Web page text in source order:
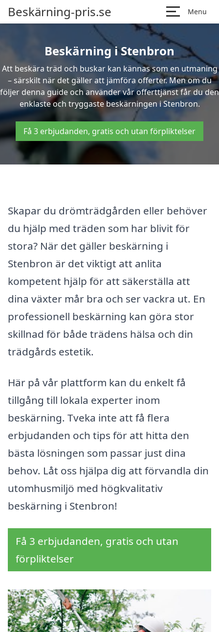
Beskärning-pris.se Menu
Beskärning i Stenbron
Att beskära träd och buskar kan kännas som en utmaning
– särskilt när det gäller att jämföra offerter. Men om du
följer denna guide och använder vår offerttjänst får du den
enklaste och tryggaste beskärningen i Stenbron.
Få 3 erbjudanden, gratis och utan förpliktelser
Skapar du drömträdgården eller behöver
du hjälp med träden som har blivit för
stora? När det gäller beskärning i
Stenbron är det viktigt att anlita
kompetent hjälp för att säkerställa att
dina växter mår bra och ser vackra ut. En
professionell beskärning kan göra stor
skillnad för både trädens hälsa och din
trädgårds estetik.
Här på vår plattform kan du enkelt få
tillgång till lokala experter inom
beskärning. Tveka inte att få flera
erbjudanden och tips för att hitta den
bästa lösningen som passar just dina
behov. Låt oss hjälpa dig att förvandla din
utomhusmiljö med högkvalitativ
beskärning i Stenbron!
Få 3 erbjudanden, gratis och utan
förpliktelser